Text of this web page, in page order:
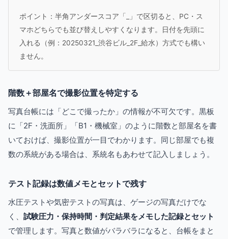
ポイント：半角アンダースコア「_」で区切ると、PC・ス
マホどちらでも並び替えしやすくなります。日付を先頭に
入れる（例：20250321_渋谷ビル_2F_給水）方式でも構い
ません。
階数＋部屋名で撮影位置を特定する
写真台帳には「どこで撮ったか」の情報が不可欠です。黒板
に「2F・洗面所」「B1・機械室」のように階数と部屋名を書
いておけば、撮影位置が一目でわかります。同じ部屋でも複
数の系統がある場合は、系統名もあわせて記入しましょう。
テスト記録は数値メモとセットで残す
水圧テストや気密テストの写真は、ゲージの写真だけでな
く、 試験圧力・保持時間・判定結果をメモした記録とセット
で管理します。写真と数値がバラバラになると、台帳をまと